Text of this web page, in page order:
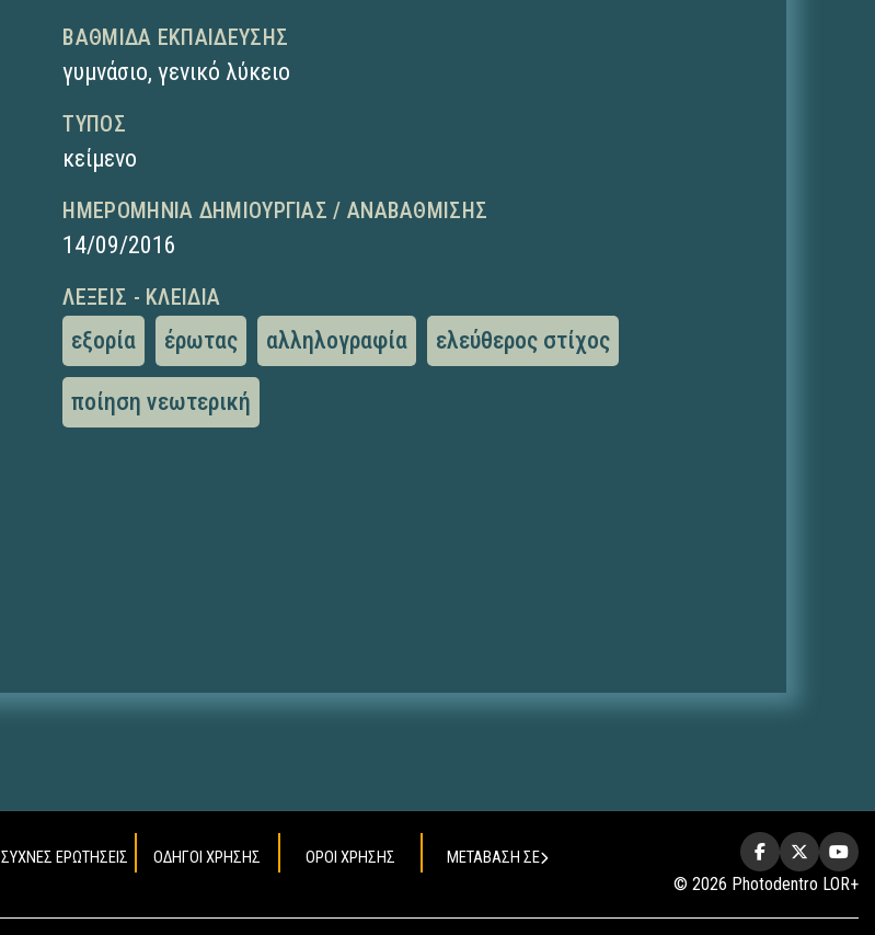
ΒΑΘΜΊΔΑ ΕΚΠΑΊΔΕΥΣΗΣ
γυμνάσιο,γενικό λύκειο
ΤΎΠΟΣ
κείμενο
ΗΜΕΡΟΜΗΝΊΑ ΔΗΜΙΟΥΡΓΊΑΣ / ΑΝΑΒΆΘΜΙΣΗΣ
14/09/2016
ΛΈΞΕΙΣ - ΚΛΕΙΔΙΆ
εξορία έρωτας αλληλογραφία ελεύθερος στίχος
ποίηση νεωτερική
ΣΥΧΝΕΣ ΕΡΩΤΗΣΕΙΣ ΟΔΗΓΟΙ ΧΡΗΣΗΣ ΟΡΟΙ ΧΡΗΣΗΣ ΜΕΤΑΒΑΣΗ ΣΕ
© 2026 Photodentro LOR+